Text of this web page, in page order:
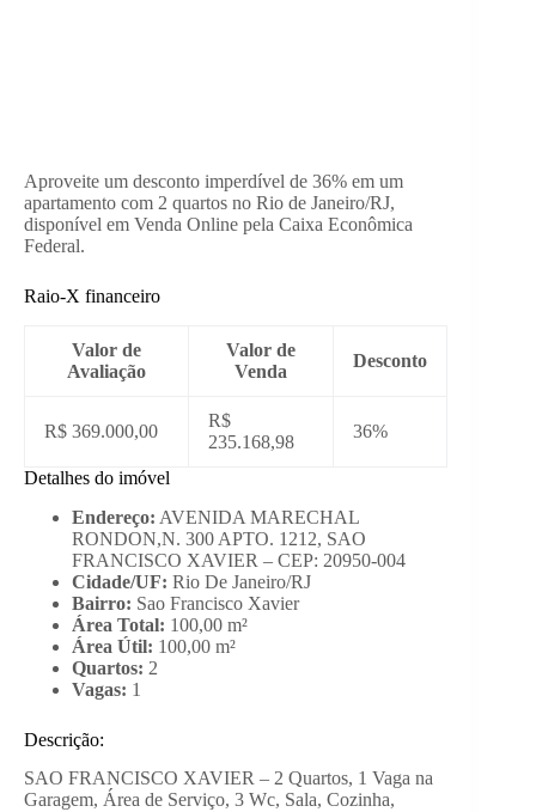
Aproveite um desconto imperdível de 36% em um
apartamento com 2 quartos no Rio de Janeiro/RJ,
disponível em Venda Online pela Caixa Econômica
Federal.
Raio-X financeiro
Valor de
Avaliação
Valor de
Venda
Desconto
R$ 369.000,00
R$
235.168,98
36%
Detalhes do imóvel
Endereço: AVENIDA MARECHAL
RONDON,N. 300 APTO. 1212, SAO
FRANCISCO XAVIER – CEP: 20950-004
Cidade/UF: Rio De Janeiro/RJ
Bairro: Sao Francisco Xavier
Área Total: 100,00 m²
Área Útil: 100,00 m²
Quartos: 2
Vagas: 1
Descrição:
SAO FRANCISCO XAVIER – 2 Quartos, 1 Vaga na
Garagem, Área de Serviço, 3 Wc, Sala, Cozinha,